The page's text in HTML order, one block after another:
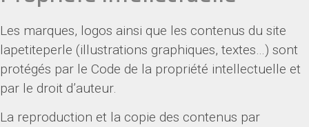
Les marques, logos ainsi que les contenus du site
lapetiteperle (illustrations graphiques, textes…) sont
protégés par le Code de la propriété intellectuelle et
par le droit d’auteur.
La reproduction et la copie des contenus par